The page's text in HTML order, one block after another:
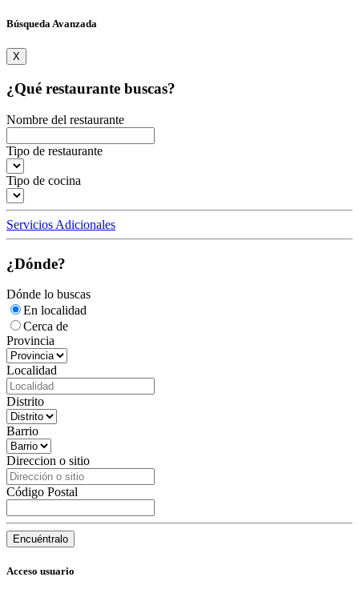
Búsqueda Avanzada
X
¿Qué restaurante buscas?
Nombre del restaurante
Tipo de restaurante
Tipo de cocina
Servicios Adicionales
¿Dónde?
Dónde lo buscas
En localidad
Cerca de
Provincia
Localidad
Distrito
Barrio
Direccion o sitio
Código Postal
Encuéntralo
Acceso usuario